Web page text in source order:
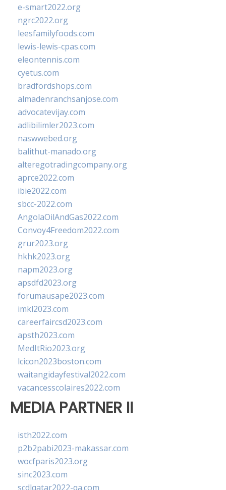
e-smart2022.org
ngrc2022.org
leesfamilyfoods.com
lewis-lewis-cpas.com
eleontennis.com
cyetus.com
bradfordshops.com
almadenranchsanjose.com
advocatevijay.com
adlibilimler2023.com
naswwebed.org
balithut-manado.org
alteregotradingcompany.org
aprce2022.com
ibie2022.com
sbcc-2022.com
AngolaOilAndGas2022.com
Convoy4Freedom2022.com
grur2023.org
hkhk2023.org
napm2023.org
apsdfd2023.org
forumausape2023.com
imkl2023.com
careerfaircsd2023.com
apsth2023.com
MedItRio2023.org
lcicon2023boston.com
waitangidayfestival2022.com
vacancesscolaires2022.com
MEDIA PARTNER II
isth2022.com
p2b2pabi2023-makassar.com
wocfparis2023.org
sinc2023.com
scdlqatar2022-qa.com